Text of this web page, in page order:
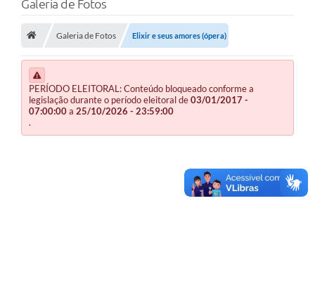
Galeria de Fotos
Galeria de Fotos Elixir e seus amores (ópera)
PERÍODO ELEITORAL: Conteúdo bloqueado conforme a
legislação durante o período eleitoral de03/01/2017 -
07:00:00a 25/10/2026 - 23:59:00
.